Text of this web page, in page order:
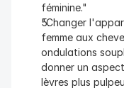
féminine."
"Changer
femme aux
ondulations
donner un
lèvres plus